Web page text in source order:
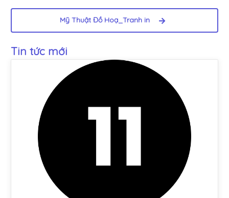
Mỹ Thuật Đồ Hoạ_Tranh in
Tin tức mới